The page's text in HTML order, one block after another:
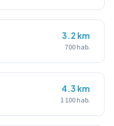
3.2 km
700 hab.
4.3 km
1 100 hab.